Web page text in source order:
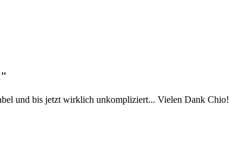
und bis jetzt wirklich unkompliziert... Vielen Dank Chio!